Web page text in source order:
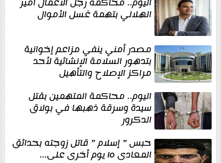
الهلالي بتهمة غسل الأموال
مصدر أمني ينفي مزاعم إخوانية
بتدهور السلامة الإنشائية لأحد
مراكز الإصلاح والتأهيل
اليوم.. محاكمة المتهمين بقتل
سيدة وسرقة ذهبها في بولاق
الدكرور
حبس ” إسلام ” قاتل زوجته بحدائق
المعادى ١٥ يوم أخرى على...